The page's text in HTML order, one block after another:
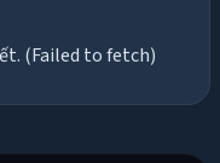
(Failed to fetch)